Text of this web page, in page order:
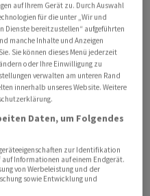
die weltweiten
721 Millionen Tonnen
als das Fünffache des
Zudem hätten
von Drittländern
zum Hauptabnehmer
auf Ihrem Gerät zu. Durch Auswahl
für die unter „Wir und
Dienste bereitzustellen“ aufgeführten
manche Inhalte und Anzeigen
Sie können dieses Menü jederzeit
oder Ihre Einwilligung zu
verwalten am unteren Rand
innerhalb unseres Website. Weitere
Daten, um Folgendes
zur Identifikation
Informationen auf einem Endgerät.
von Werbeleistung und der
sowie Entwicklung und